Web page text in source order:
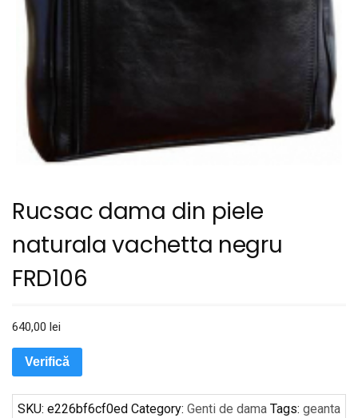
Rucsac dama din piele
naturala vachetta negru
FRD106
640,00 lei
Verifică
SKU: e226bf6cf0ed Category: Genti de dama Tags: geanta